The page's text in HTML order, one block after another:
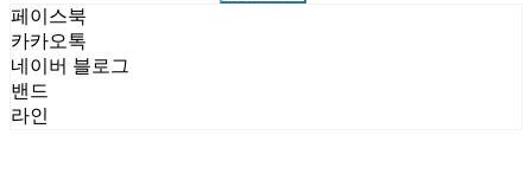
페이스북
카카오톡
네이버 블로그
밴드
라인